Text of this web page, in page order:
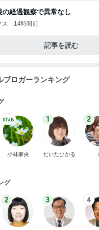
の経過観察で異常なし
ス 14時間前
記事を読む
ブロガーランキング
小林麻央
1
だいたひかる
2
グ
2 3 4